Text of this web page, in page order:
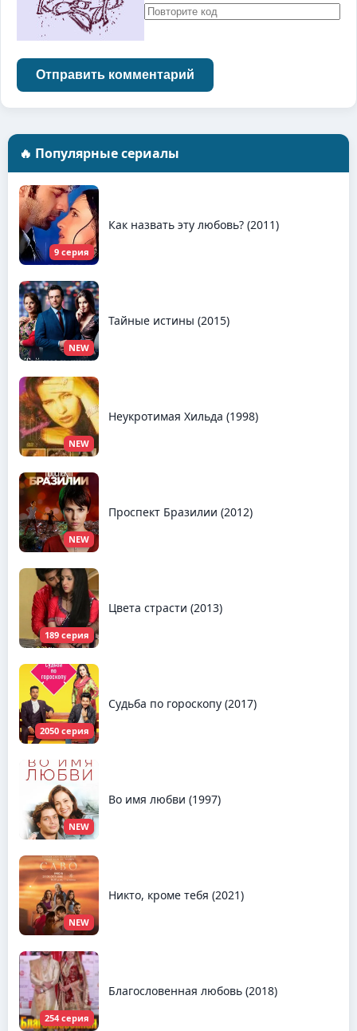
Отправить комментарий
🔥 Популярные сериалы
9 серия
Как назвать эту любовь? (2011)
NEW
Тайные истины (2015)
NEW
Неукротимая Хильда (1998)
NEW
Проспект Бразилии (2012)
189 серия
Цвета страсти (2013)
2050 серия
Судьба по гороскопу (2017)
NEW
Во имя любви (1997)
NEW
Никто, кроме тебя (2021)
254 серия
Благословенная любовь (2018)